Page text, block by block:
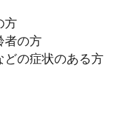
方
者の方
どの症状のある方